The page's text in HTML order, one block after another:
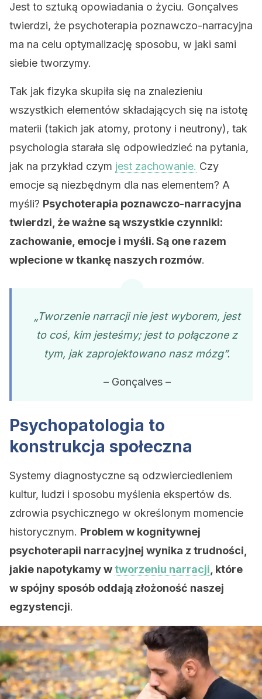
Jest to sztuką opowiadania o życiu. Gonçalves
twierdzi, że psychoterapia poznawczo-narracyjna
ma na celu optymalizację sposobu, w jaki sami
siebie tworzymy.
Tak jak fizyka skupiła się na znalezieniu
wszystkich elementów składających się na istotę
materii (takich jak atomy, protony i neutrony), tak
psychologia starała się odpowiedzieć na pytania,
jak na przykład czym jest zachowanie. Czy
emocje są niezbędnym dla nas elementem? A
myśli? Psychoterapia poznawczo-narracyjna
twierdzi, że ważne są wszystkie czynniki:
zachowanie, emocje i myśli. Są one razem
wplecione w tkankę naszych rozmów.
„Tworzenie narracji nie jest wyborem, jest
to coś, kim jesteśmy; jest to połączone z
tym, jak zaprojektowano nasz mózg”.
– Gonçalves –
Psychopatologia to
konstrukcja społeczna
Systemy diagnostyczne są odzwierciedleniem
kultur, ludzi i sposobu myślenia ekspertów ds.
zdrowia psychicznego w określonym momencie
historycznym. Problem w kognitywnej
psychoterapii narracyjnej wynika z trudności,
jakie napotykamy wtworzeniu narracji , które
w spójny sposób oddają złożoność naszej
egzystencji.